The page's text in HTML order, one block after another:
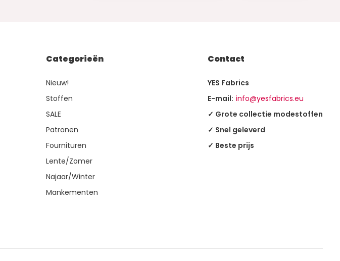
Categorieën
Nieuw!
Stoffen
SALE
Patronen
Fournituren
Lente/Zomer
Najaar/Winter
Mankementen
Contact
YES Fabrics
E-mail: info@yesfabrics.eu
✓ Grote collectie modestoffen
✓ Snel geleverd
✓ Beste prijs